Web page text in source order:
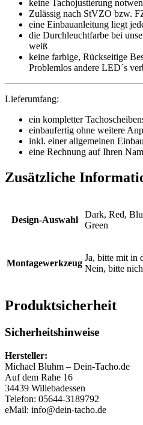
keine Tachojustierung
Zulässig nach StVZO bzw.
eine Einbauanleitung liegt
die Durchleuchtfarbe bei
weiß
keine farbige, Rückseitige
Problemlos andere LED´s
Lieferumfang:
ein kompletter
einbaufertig ohne weitere
inkl. einer allgemeinen
eine Rechnung auf Ihren
Zusätzliche
Design-Auswahl
Dark, Red,
Green
Montagewerkzeug
Ja, bitte mit in
Nein, bitte
Produktsicherheit
Sicherheitshinweise
Hersteller:
Michael Bluhm – Dein-Tacho.de
Auf dem Rahe 16
34439 Willebadessen
Telefon: 05644-3189792
eMail: info@dein-tacho.de